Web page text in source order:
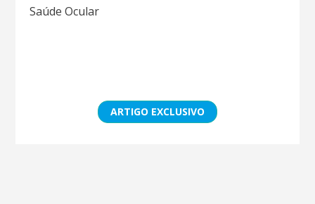
Saúde Ocular
ARTIGO EXCLUSIVO